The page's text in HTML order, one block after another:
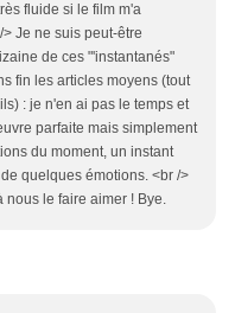
fluide si le film m'a
Je ne suis peut-être
de ces "'instantanés"
fin les articles moyens (tout
: je n'en ai pas le temps et
parfaite mais simplement
du moment, un instant
quelques émotions. <br />
nous le faire aimer ! Bye.